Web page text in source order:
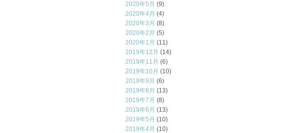
2020年5月 (9)
2020年4月 (4)
2020年3月 (8)
2020年2月 (5)
2020年1月 (11)
2019年12月 (14)
2019年11月 (6)
2019年10月 (10)
2019年9月 (6)
2019年8月 (13)
2019年7月 (8)
2019年6月 (13)
2019年5月 (10)
2019年4月 (10)